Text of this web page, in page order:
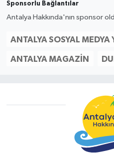
Sponsorlu Bağlantılar
Antalya Hakkında'nın sponsor
ANTALYA SOSYAL MEDYA
ANTALYA MAGAZIN